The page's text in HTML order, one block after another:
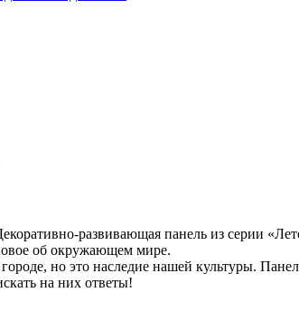
развивающая панель из серии
об окружающем мире.
но это наследие нашей культуры.
на них ответы!